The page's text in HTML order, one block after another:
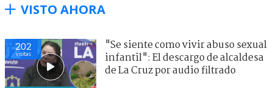
VISTO AHORA
202
visitas
"Se siente como vivir abuso sexual
infantil": El descargo de alcaldesa
de La Cruz por audio filtrado